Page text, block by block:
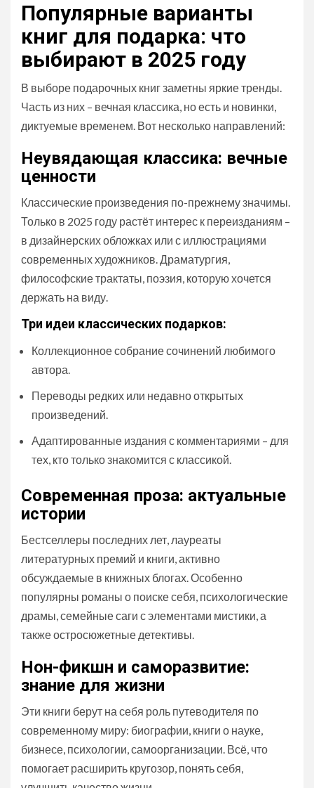
Популярные варианты
книг для подарка: что
выбирают в 2025 году
В выборе подарочных книг заметны яркие тренды.
Часть из них – вечная классика, но есть и новинки,
диктуемые временем. Вот несколько направлений:
Неувядающая классика: вечные
ценности
Классические произведения по-прежнему значимы.
Только в 2025 году растёт интерес к переизданиям –
в дизайнерских обложках или с иллюстрациями
современных художников. Драматургия,
философские трактаты, поэзия, которую хочется
держать на виду.
Три идеи классических подарков:
Коллекционное собрание сочинений любимого
автора.
Переводы редких или недавно открытых
произведений.
Адаптированные издания с комментариями – для
тех, кто только знакомится с классикой.
Современная проза: актуальные
истории
Бестселлеры последних лет, лауреаты
литературных премий и книги, активно
обсуждаемые в книжных блогах. Особенно
популярны романы о поиске себя, психологические
драмы, семейные саги с элементами мистики, а
также остросюжетные детективы.
Нон-фикшн и саморазвитие:
знание для жизни
Эти книги берут на себя роль путеводителя по
современному миру: биографии, книги о науке,
бизнесе, психологии, самоорганизации. Всё, что
помогает расширить кругозор, понять себя,